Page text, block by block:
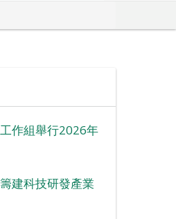
作組舉行2026年
建科技研發產業